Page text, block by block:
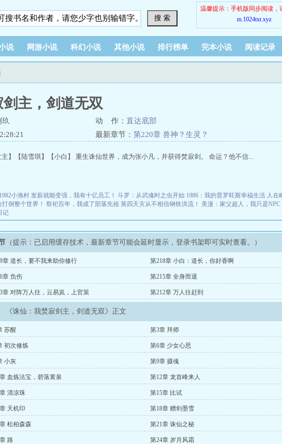
搜 索
温馨提示：手机版同步阅读，
m.1024txt.xyz
说 网游小说 科幻小说 其他小说 排行榜单 完本小说 阅读记录
主，剑道无双
动 作： 直达底部
最新章节： 第220章 兽神？生灵？
主】【陆雪琪】【小白】 重生诛仙世界，成为张小凡，并获得焚寂剑。 命运？他不信...
小渔村 发薪就能变强，我有十亿员工！ 斗罗：从武魂时之虫开始 1986：我的普罗旺斯幸福生活 人在
倒整个世界！ 祭祀百年，我成了部落先祖 第四天灾从不相信钢铁洪流！ 美漫：家父超人，我只是NPC
记
（提示：已启用缓存技术，最新章节可能会延时显示，登录书架即可实时查看。）
章 道长，要不我来助你修行 第218章 小白：道长，你好香啊
章 负伤 第215章 全身而退
章 对阵万人往，云易岚，上官策 第212章 万人往赶到
《诛仙：我焚寂剑主，剑道无双》正文
苏醒 第3章 拜师
初次修炼 第6章 少女心思
小灰 第9章 摄魂
血炼法宝，碧落黄泉 第12章 龙首峰来人
清凉珠 第15章 比试
天机印 第18章 赠剑墨雪
松柏森森 第21章 诛仙之秘
路 第24章 岁月风霜